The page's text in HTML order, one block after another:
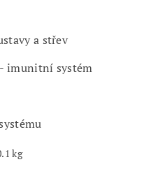
a střev
imunitní systém
kg